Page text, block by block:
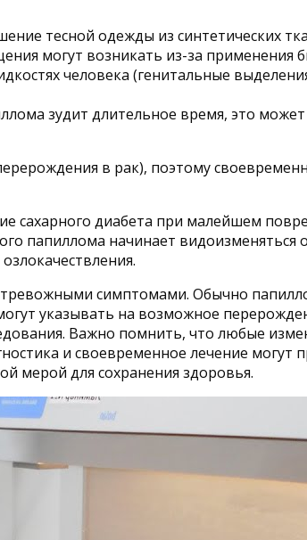
тесной одежды из синтетических
могут возникать из-за применения
человека (генитальные
зудит длительное время, это
в рак), поэтому
сахарного диабета при малейшем
папиллома начинает видоизменяться
симптомами. Обычно
указывать на возможное
Важно помнить, что любые
и своевременное лечение могут
мерой для сохранения здоровья.